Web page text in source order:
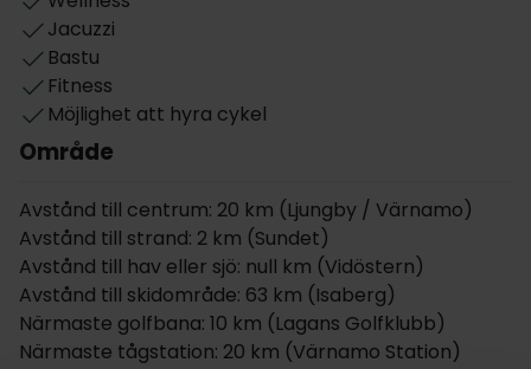
relaxrummet. I huvudbyggnaden finns en annan
spaavdelning med bastu och bubbelpool.
Herrgårdens läge är perfekt för dig som vill utforska
Smålands naturskönhet. Sjön Vidöstern är idealisk för
både bad och fiske, och i närområdet finns utmärkta
som Glasriket och Furniture Design Centre ligger
också i närheten. Dessutom finner du två golfbanor
endast en kort bilresa bort. Herrgårdens bekväma
läge nära motorvägen E4 gör det lätt att komma till,
men det känns ändå som en fridfull tillflyktsort.
Jacuzzi
Bastu
Fitness
Möjlighet att hyra cykel
Område
Avstånd till centrum: 20 km (Ljungby / Värnamo)
Avstånd till strand: 2 km (Sundet)
Avstånd till hav eller sjö: null km (Vidöstern)
Avstånd till skidområde: 63 km (Isaberg)
Närmaste golfbana: 10 km (Lagans Golfklubb)
Närmaste tågstation: 20 km (Värnamo Station)